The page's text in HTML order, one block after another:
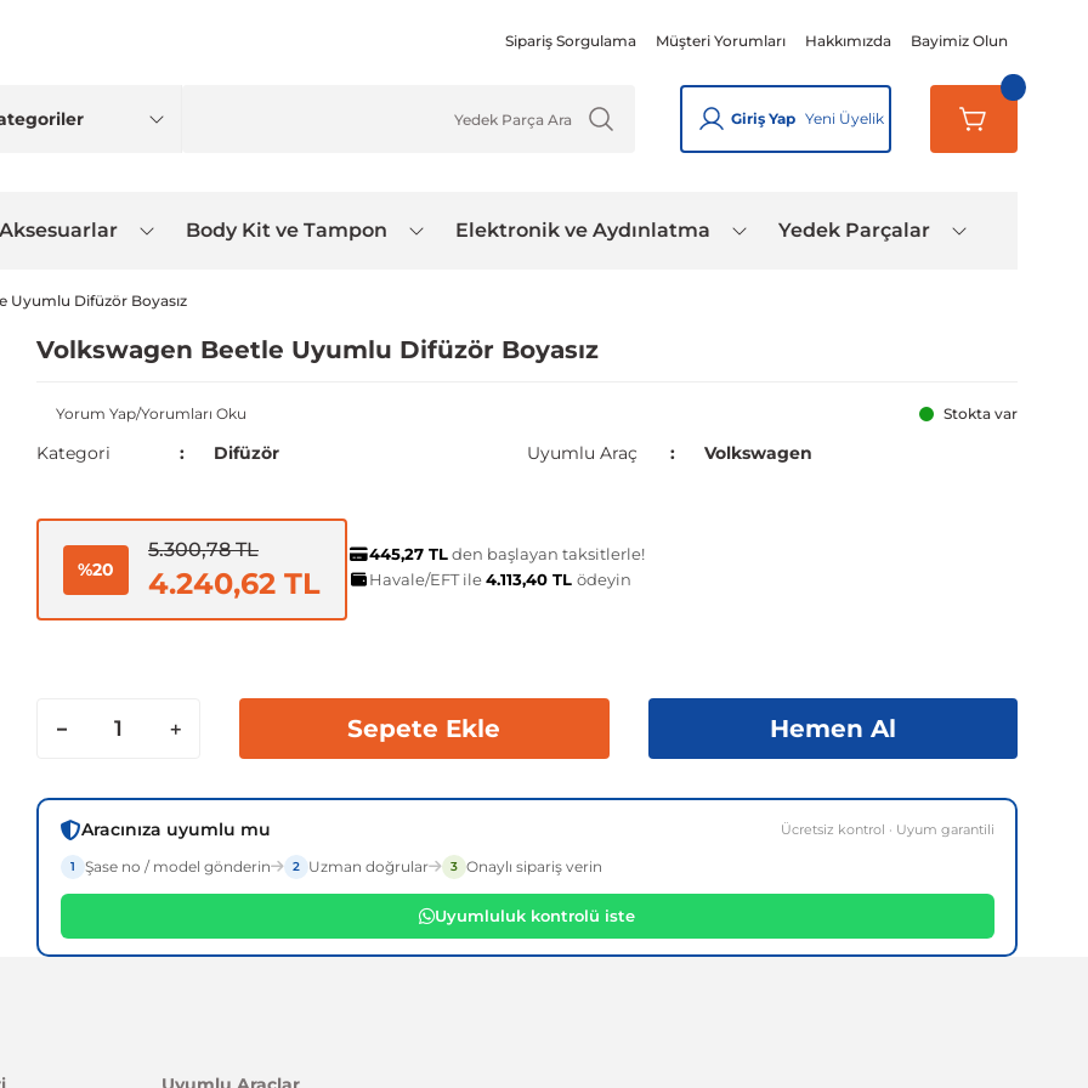
Sipariş Sorgulama Müşteri Yorumları Hakkımızda Bayimiz Olun
Giriş Yap Yeni Üyelik
Aksesuarlar Body Kit ve Tampon Elektronik ve Aydınlatma Yedek Parçalar
Uyumlu Difüzör Boyasız
Volkswagen Beetle Uyumlu Difüzör Boyasız
Yorum Yap/Yorumları Oku Stokta var
Kategori Difüzör Uyumlu Araç Volkswagen
%20
5.300,78 TL
4.240,62 TL
445,27 TLden başlayan taksitlerle!
Havale/EFT ile4.113,40 TL ödeyin
Sepete Ekle Hemen Al
Aracınıza uyumlu mu Ücretsiz kontrol · Uyum garantili
1 Şase no / model gönderin 2 Uzman doğrular 3 Onaylı sipariş verin
Uyumluluk kontrolü iste